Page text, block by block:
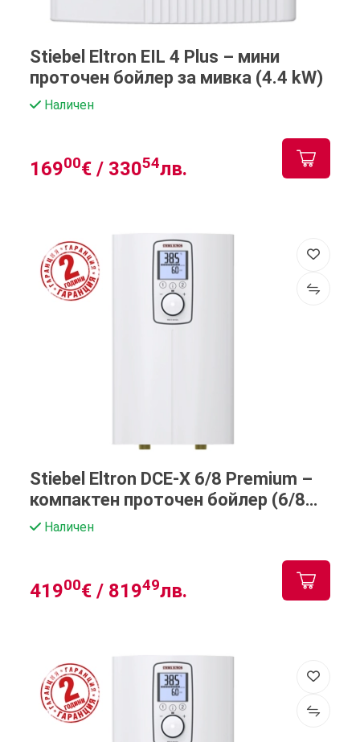
Stiebel Eltron EIL 4 Plus – мини
проточен бойлер за мивка (4.4 kW)
Наличен
16900€ / 33054лв.
Stiebel Eltron DCE-X 6/8 Premium –
компактен проточен бойлер (6/8
kW)Наличен
41900€ / 81949лв.